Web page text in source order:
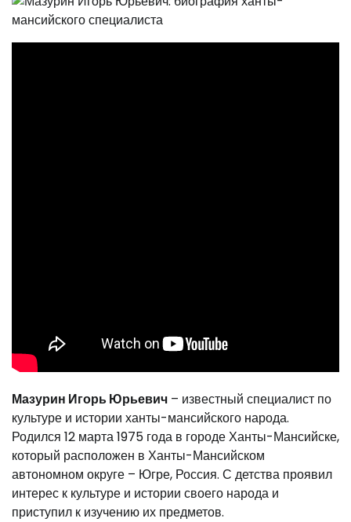
Мазурин Игорь Юрьевич – известный специалист по
культуре и истории ханты-мансийского народа.
Родился 12 марта 1975 года в городе Ханты-Мансийске,
который расположен в Ханты-Мансийском
автономном округе – Югре, Россия. С детства проявил
интерес к культуре и истории своего народа и
приступил к изучению их предметов.